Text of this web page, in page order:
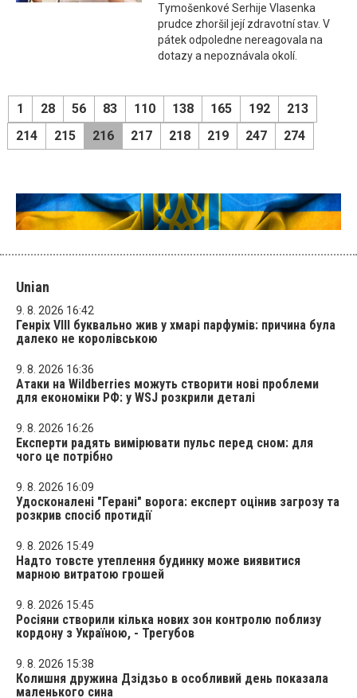
Tymošenkové Serhije Vlasenka
prudce zhoršil její zdravotní stav. V
pátek odpoledne nereagovala na
dotazy a nepoznávala okolí.
1 28 56 83 110 138 165 192
213
214
215 216 217 218 219 247 274
Unian
9. 8. 2026 16:42
Генріх VIII буквально жив у хмарі парфумів: причина була
далеко не королівською
9. 8. 2026 16:36
Атаки на Wildberries можуть створити нові проблеми
для економіки РФ: у WSJ розкрили деталі
9. 8. 2026 16:26
Експерти радять вимірювати пульс перед сном: для
чого це потрібно
9. 8. 2026 16:09
Удосконалені "Герані" ворога: експерт оцінив загрозу та
розкрив спосіб протидії
9. 8. 2026 15:49
Надто товсте утеплення будинку може виявитися
марною витратою грошей
9. 8. 2026 15:45
Росіяни створили кілька нових зон контролю поблизу
кордону з Україною, - Трегубов
9. 8. 2026 15:38
Колишня дружина Дзідзьо в особливий день показала
маленького сина